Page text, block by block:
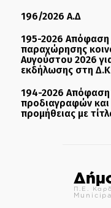
196/2026 Α.Δ
195-2026 Απόφαση
παραχώρησης
Αυγούστου 2026
εκδήλωσης στη
194-2026 Απόφαση
προδιαγραφών και
προμήθειας με
Π.Ε.